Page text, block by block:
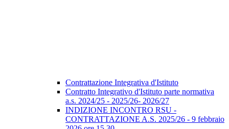
Contrattazione Integrativa d'Istituto
Contratto Integrativo d'Istituto parte normativa
a.s. 2024/25 - 2025/26- 2026/27
INDIZIONE INCONTRO RSU -
CONTRATTAZIONE A.S. 2025/26 - 9 febbraio